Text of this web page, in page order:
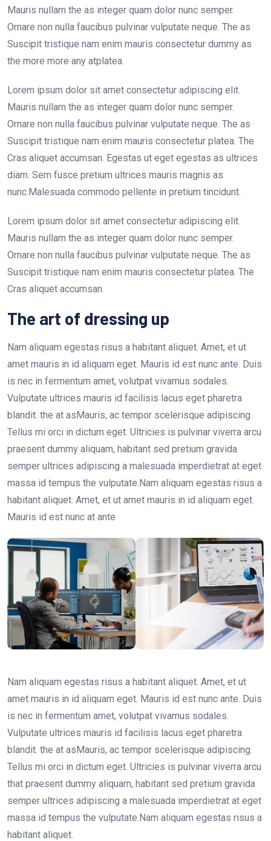
Mauris nullam the as integer quam dolor nunc semper.
Ornare non nulla faucibus pulvinar vulputate neque. The as
Suscipit tristique nam enim mauris consectetur dummy as
the more more any atplatea.
Lorem ipsum dolor sit amet consectetur adipiscing elit.
Mauris nullam the as integer quam dolor nunc semper.
Ornare non nulla faucibus pulvinar vulputate neque. The as
Suscipit tristique nam enim mauris consectetur platea. The
Cras aliquet accumsan. Egestas ut eget egestas as ultrices
diam. Sem fusce pretium ultrices mauris magnis as
nunc.Malesuada commodo pellente in pretium tincidunt.
Lorem ipsum dolor sit amet consectetur adipiscing elit.
Mauris nullam the as integer quam dolor nunc semper.
Ornare non nulla faucibus pulvinar vulputate neque. The as
Suscipit tristique nam enim mauris consectetur platea. The
Cras aliquet accumsan.
The art of dressing up
Nam aliquam egestas risus a habitant aliquet. Amet, et ut
amet mauris in id aliquam eget. Mauris id est nunc ante. Duis
is nec in fermentum amet, volutpat vivamus sodales.
Vulputate ultrices mauris id facilisis lacus eget pharetra
blandit. the at asMauris, ac tempor scelerisque adipiscing.
Tellus mi orci in dictum eget. Ultricies is pulvinar viverra arcu
praesent dummy aliquam, habitant sed pretium gravida
semper ultrices adipiscing a malesuada imperdietrat at eget
massa id tempus the vulputate.Nam aliquam egestas risus a
habitant aliquet. Amet, et ut amet mauris in id aliquam eget.
Mauris id est nunc at ante
Nam aliquam egestas risus a habitant aliquet. Amet, et ut
amet mauris in id aliquam eget. Mauris id est nunc ante. Duis
is nec in fermentum amet, volutpat vivamus sodales.
Vulputate ultrices mauris id facilisis lacus eget pharetra
blandit. the at asMauris, ac tempor scelerisque adipiscing.
Tellus mi orci in dictum eget. Ultricies is pulvinar viverra arcu
that praesent dummy aliquam, habitant sed pretium gravida
semper ultrices adipiscing a malesuada imperdietrat at eget
massa id tempus the vulputate.Nam aliquam egestas risus a
habitant aliquet.